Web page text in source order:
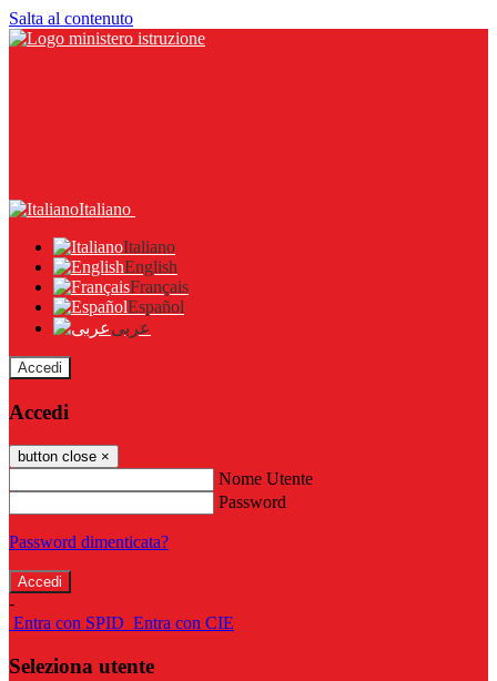
Salta al contenuto
Italiano
Italiano
English
Français
Español
عربى
Accedi
Accedi
button close ×
Nome Utente
Password
Password dimenticata?
-
Entra con SPID Entra con CIE
Seleziona utente